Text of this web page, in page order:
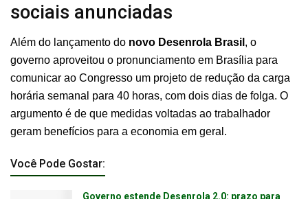
sociais anunciadas
Além do lançamento do novo Desenrola Brasil , o
governo aproveitou o pronunciamento em Brasília para
comunicar ao Congresso um projeto de redução da carga
horária semanal para 40 horas, com dois dias de folga. O
argumento é de que medidas voltadas ao trabalhador
geram benefícios para a economia em geral.
Você Pode Gostar:
Governo estende Desenrola 2.0: prazo para